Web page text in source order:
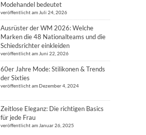
Modehandel bedeutet
veröffentlicht am Juli 24, 2026
Ausrüster der WM 2026: Welche
Marken die 48 Nationalteams und die
Schiedsrichter einkleiden
veröffentlicht am Juni 22, 2026
60er Jahre Mode: Stilikonen & Trends
der Sixties
veröffentlicht am Dezember 4, 2024
Zeitlose Eleganz: Die richtigen Basics
für jede Frau
veröffentlicht am Januar 26, 2025